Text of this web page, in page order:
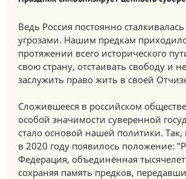
Ведь Россия постоянно
угрозами. Нашим предкам
протяжении всего исторического
свою страну, отстаивать свободу и
заслужить право жить в своей
Сложившееся в российском
особой значимости суверенной
стало основой нашей политики. Так,
в 2020 году появилось положение:
Федерация, объединённая
сохраняя память предков,